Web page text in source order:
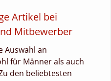
Artikel bei
Mitbewerber
Auswahl an
für Männer als auch
den beliebtesten